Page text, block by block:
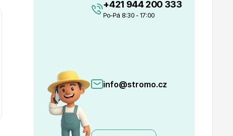
+421 944 200 333
Po-Pá 8:30 - 17:00
info@stromo.cz